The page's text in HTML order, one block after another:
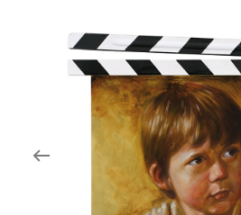
O projektu
Aktuální výstavy
Aukce filmových klapek